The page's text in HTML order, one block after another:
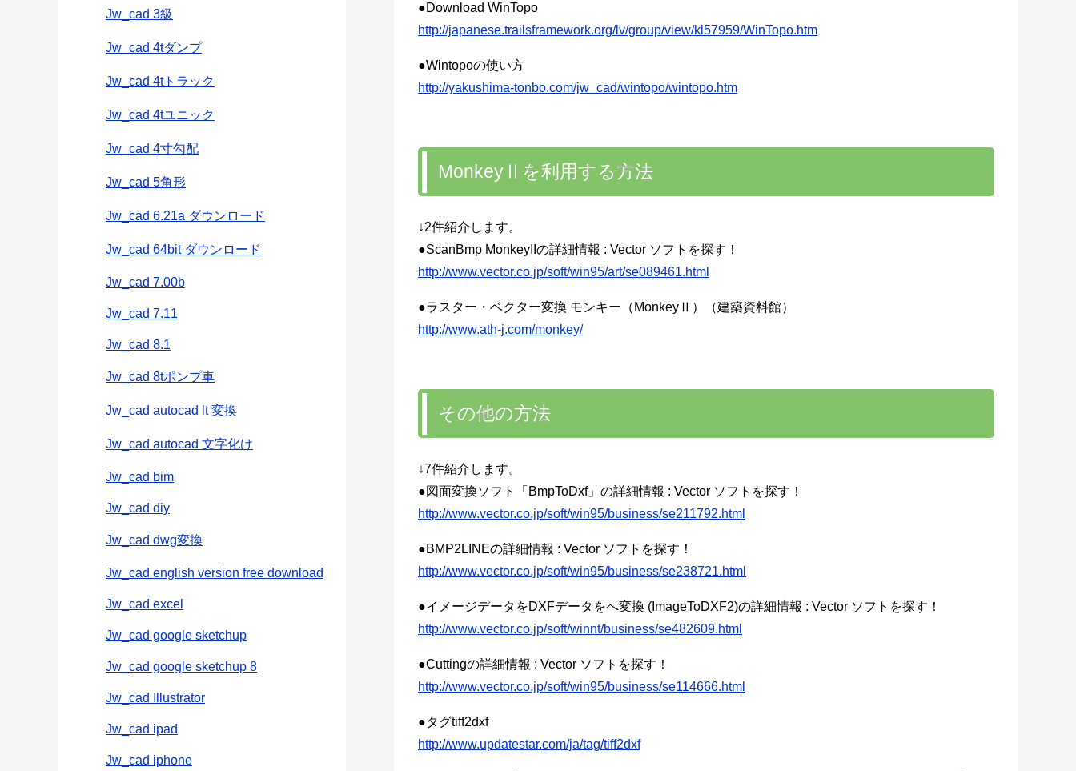
●Download WinTopo
http://japanese.trailsframework.org/lv/group/view/kl57959/WinTopo.htm
●Wintopoの使い方
http://yakushima-tonbo.com/jw_cad/wintopo/wintopo.htm
MonkeyⅡを利用する方法
↓2件紹介します。
●ScanBmp MonkeyIIの詳細情報 : Vector ソフトを探す！
http://www.vector.co.jp/soft/win95/art/se089461.html
●ラスター・ベクター変換 モンキー（MonkeyⅡ）（建築資料館）
http://www.ath-j.com/monkey/
その他の方法
↓7件紹介します。
●図面変換ソフト「BmpToDxf」の詳細情報 : Vector ソフトを探す！
http://www.vector.co.jp/soft/win95/business/se211792.html
●BMP2LINEの詳細情報 : Vector ソフトを探す！
http://www.vector.co.jp/soft/win95/business/se238721.html
●イメージデータをDXFデータをへ変換 (ImageToDXF2)の詳細情報 : Vector ソフトを探す！
http://www.vector.co.jp/soft/winnt/business/se482609.html
●Cuttingの詳細情報 : Vector ソフトを探す！
http://www.vector.co.jp/soft/win95/business/se114666.html
●タグtiff2dxf
http://www.updatestar.com/ja/tag/tiff2dxf
Jw_cad 3級
Jw_cad 4tダンプ
Jw_cad 4tトラック
Jw_cad 4tユニック
Jw_cad 4寸勾配
Jw_cad 5角形
Jw_cad 6.21a ダウンロード
Jw_cad 64bit ダウンロード
Jw_cad 7.00b
Jw_cad 7.11
Jw_cad 8.1
Jw_cad 8tポンプ車
Jw_cad autocad lt 変換
Jw_cad autocad 文字化け
Jw_cad bim
Jw_cad diy
Jw_cad dwg変換
Jw_cad english version free download
Jw_cad excel
Jw_cad google sketchup
Jw_cad google sketchup 8
Jw_cad Illustrator
Jw_cad ipad
Jw_cad iphone